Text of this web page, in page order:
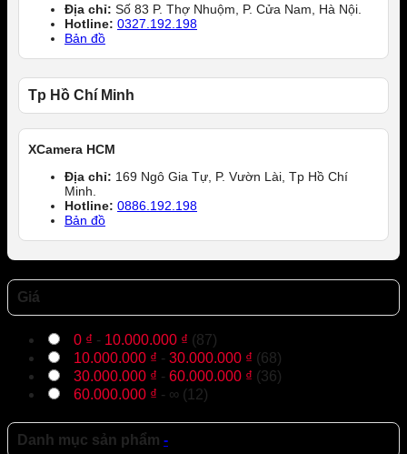
Địa chỉ: Số 83 P. Thợ Nhuộm, P. Cửa Nam, Hà Nội.
Hotline: 0327.192.198
Bản đồ
Tp Hồ Chí Minh
XCamera HCM
Địa chỉ: 169 Ngô Gia Tự, P. Vườn Lài, Tp Hồ Chí
Minh.
Hotline: 0886.192.198
Bản đồ
Giá
0 ₫ - 10.000.000 ₫ (87)
10.000.000 ₫ - 30.000.000 ₫ (68)
30.000.000 ₫ - 60.000.000 ₫ (36)
60.000.000 ₫ - ∞ (12)
Danh mục sản phẩm -